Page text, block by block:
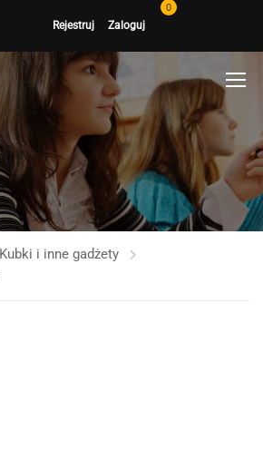
Rejestruj Zaloguj
0
Kubki i inne gadżety